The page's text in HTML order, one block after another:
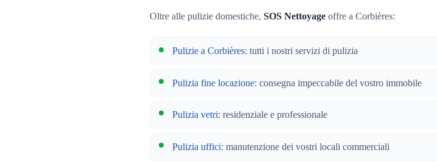
Oltre alle pulizie domestiche, SOS Nettoyage offre a Corbières:
Pulizie a Corbières: tutti i nostri servizi di pulizia
Pulizia fine locazione: consegna impeccabile del vostro immobile
Pulizia vetri: residenziale e professionale
Pulizia uffici: manutenzione dei vostri locali commerciali